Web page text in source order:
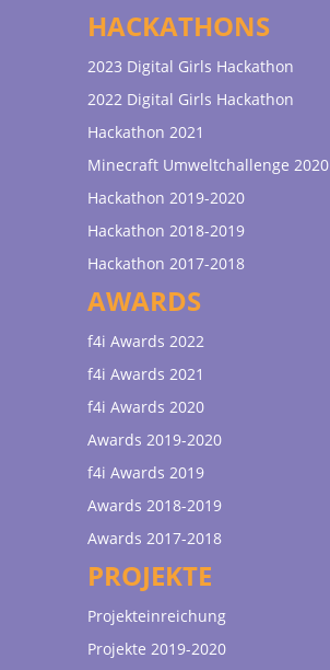
HACKATHONS
2023 Digital Girls Hackathon
2022 Digital Girls Hackathon
Hackathon 2021
Minecraft Umweltchallenge 2020
Hackathon 2019-2020
Hackathon 2018-2019
Hackathon 2017-2018
AWARDS
f4i Awards 2022
f4i Awards 2021
f4i Awards 2020
Awards 2019-2020
f4i Awards 2019
Awards 2018-2019
Awards 2017-2018
PROJEKTE
Projekteinreichung
Projekte 2019-2020